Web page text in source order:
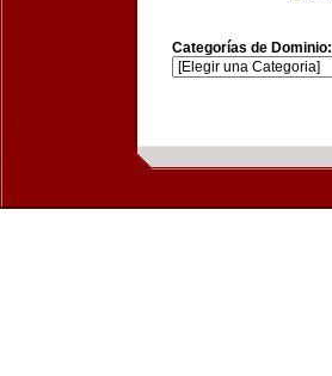
Categorías de Dominio: